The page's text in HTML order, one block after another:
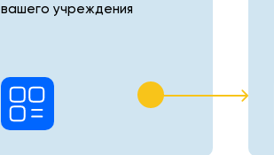
вашего учреждения